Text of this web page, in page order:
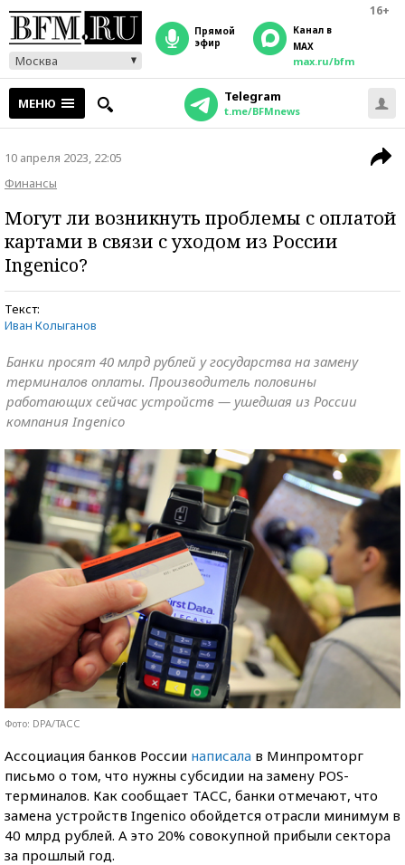
16+
Москва
прямой
эфир
Канал в
MAX
max.ru/bfm
МЕНЮ Telegram
t.me/BFMnews
10 апреля 2023, 22:05
Финансы
Могут ли возникнуть проблемы с оплатой
картами в связи с уходом из России
Ingenico?
Текст:
Иван Колыганов
Банки просят 40 млрд рублей у государства на замену
терминалов оплаты. Производитель половины
работающих сейчас устройств — ушедшая из России
компания Ingenico
Фото: DPA/ТАСС
Ассоциация банков России написала в Минпромторг
письмо о том, что нужны субсидии на замену POS-
терминалов. Как сообщает ТАСС, банки отмечают, что
замена устройств Ingenico обойдется отрасли минимум в
40 млрд рублей. А это 20% совокупной прибыли сектора
за прошлый год.